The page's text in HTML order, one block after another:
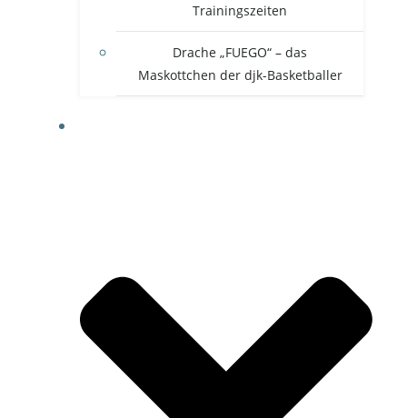
Trainingszeiten
Drache „FUEGO“ – das
Maskottchen der djk-Basketballer